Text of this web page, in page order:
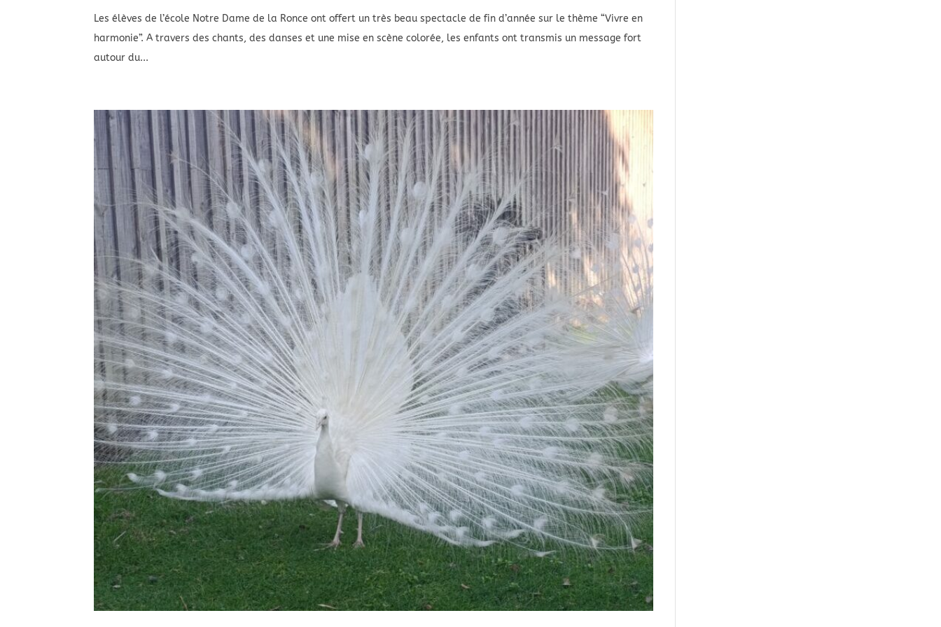
Les élèves de l’école Notre Dame de la Ronce ont offert un très beau spectacle de fin d’année sur le thème “Vivre en
harmonie”. A travers des chants, des danses et une mise en scène colorée, les enfants ont transmis un message fort
autour du...